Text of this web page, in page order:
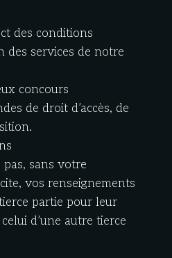
des conditions
des services de notre
concours
de droit d’accès, de
sans votre
vos renseignements
partie pour leur
d’une autre tierce